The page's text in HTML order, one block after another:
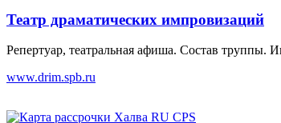
Театр драматических импровизаций
Репертуар, театральная афиша. Состав труппы.
www.drim.spb.ru